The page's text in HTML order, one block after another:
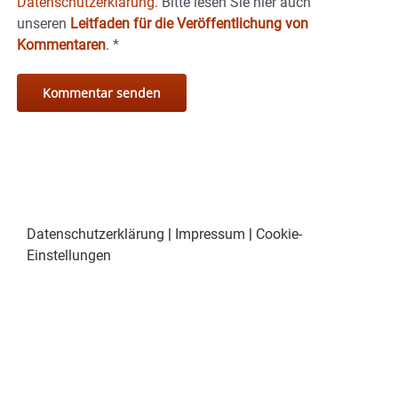
unseren Leitfaden für die Veröffentlichung von
Kommentaren. *
Datenschutzerklärung Impressum
Cookie-
Einstellungen